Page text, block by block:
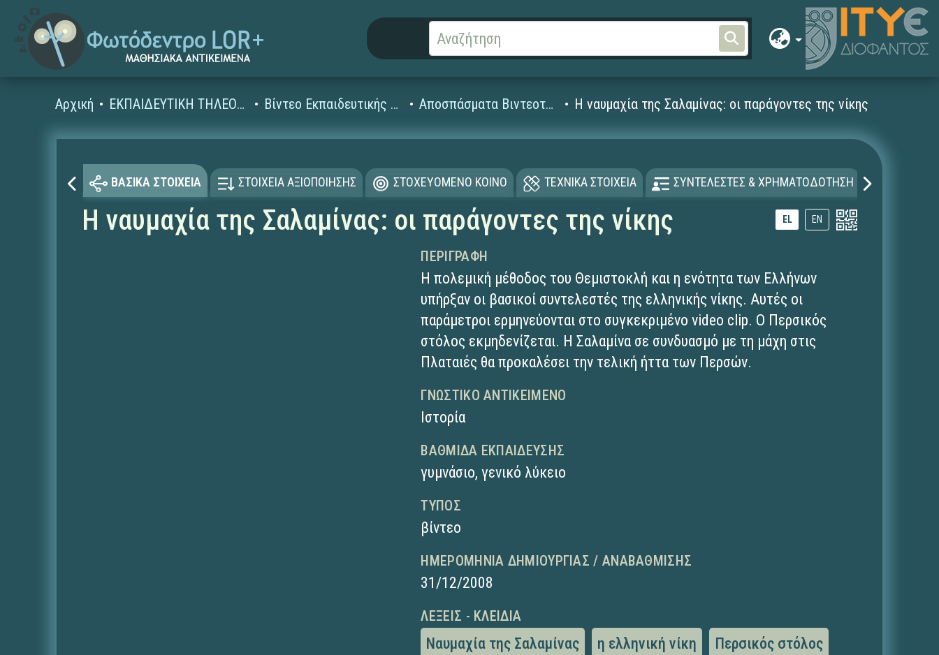
Αρχική ΕΚΠΑΙΔΕΥΤΙΚΗ ΤΗΛΕΟΡΑΣΗ (Ταινίες και βίντεο) Βίντεο Εκπαιδευτικής Τηλεόρασης Αποσπάσματα Βιντεοταινιών (1995-2008) Η ναυμαχία της Σαλαμίνας: οι παράγοντες της νίκης
ΒΑΣΙΚΑ ΣΤΟΙΧΕΙΑ ΣΤΟΙΧΕΙΑ ΑΞΙΟΠΟΙΗΣΗΣ ΣΤΟΧΕΥΟΜΕΝΟ ΚΟΙΝΟ ΤΕΧΝΙΚΑ ΣΤΟΙΧΕΙΑ ΣΥΝΤΕΛΕΣΤΕΣ & ΧΡΗΜΑΤΟΔΟΤΗΣΗ
Η ναυμαχία της Σαλαμίνας: οι παράγοντες της νίκης EL EN
ΠΕΡΙΓΡΑΦΉ
Η πολεμική μέθοδος του Θεμιστοκλή και η ενότητα των Ελλήνων
υπήρξαν οι βασικοί συντελεστές της ελληνικής νίκης. Αυτές οι
παράμετροι ερμηνεύονται στο συγκεκριμένο video clip. O Περσικός
στόλος εκμηδενίζεται. Η Σαλαμίνα σε συνδυασμό με τη μάχη στις
Πλαταιές θα προκαλέσει την τελική ήττα των Περσών.
ΓΝΩΣΤΙΚΌ ΑΝΤΙΚΕΊΜΕΝΟ
Ιστορία
ΒΑΘΜΊΔΑ ΕΚΠΑΊΔΕΥΣΗΣ
γυμνάσιο,γενικό λύκειο
ΤΎΠΟΣ
βίντεο
ΗΜΕΡΟΜΗΝΊΑ ΔΗΜΙΟΥΡΓΊΑΣ / ΑΝΑΒΆΘΜΙΣΗΣ
31/12/2008
ΛΈΞΕΙΣ - ΚΛΕΙΔΙΆ
Ναυμαχία της Σαλαμίνας η ελληνική νίκη Περσικός στόλος